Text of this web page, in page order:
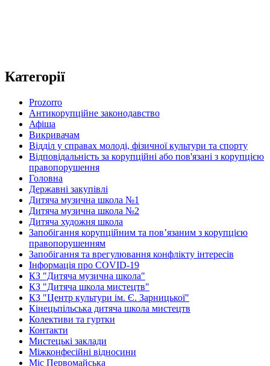
Категорії
Prozorro
Антикорупційне законодавство
Афіша
Викривачам
Відділ у справах молоді, фізичної культури та спорту
Відповідальність за корупційні або пов'язані з корупцією
правопорушення
Головна
Державні закупівлі
Дитяча музична школа №1
Дитяча музична школа №2
Дитяча художня школа
Запобігання корупційним та пов’язаним з корупцією
правопорушенням
Запобігання та врегулювання конфлікту інтересів
Інформація про COVID-19
КЗ "Дитяча музична школа"
КЗ "Дитяча школа мистецтв"
КЗ "Центр культури ім. Є. Зарницької"
Кінецьпільська дитяча школа мистецтв
Колективи та гуртки
Контакти
Мистецькі заклади
Міжконфесійні відносини
Міс Первомайська